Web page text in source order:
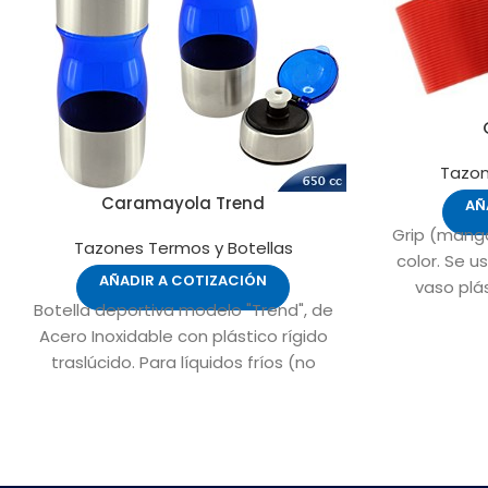
Caramayola Trend
Tazones Termos y Botellas
AÑADIR A COTIZACIÓN
Botella deportiva modelo "Trend", de
Acero Inoxidable con plástico rígido
traslúcido. Para líquidos fríos (no
Grip
color. Se
vaso